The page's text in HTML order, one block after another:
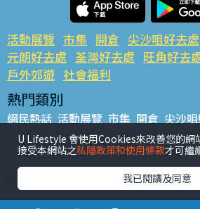
活動展覽 市集 開倉 尖沙咀好去處
元朗好去處 荃灣好去處 旺角好去
戶外郊遊 社會福利
熱門類別
網民熱話 活動展覽 市集 開倉 尖沙
銅鑼灣好去處 元朗好去處 荃灣好去處
餐廳情報 戶外郊遊
熱門標籤
#UGO搵好去處 #人氣活動推介 #美
U Lifestyle 會使用Cookies來改善您的網
接受本網站之私隱政策和使用條款才可繼
我已閱讀及同意